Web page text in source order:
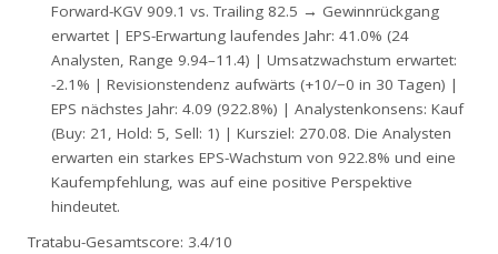
Forward-KGV 909.1 vs. Trailing 82.5 → Gewinnrückgang
erwartet | EPS-Erwartung laufendes Jahr: 41.0% (24
Analysten, Range 9.94–11.4) | Umsatzwachstum erwartet:
-2.1% | Revisionstendenz aufwärts (+10/−0 in 30 Tagen) |
EPS nächstes Jahr: 4.09 (922.8%) | Analystenkonsens: Kauf
(Buy: 21, Hold: 5, Sell: 1) | Kursziel: 270.08. Die Analysten
erwarten ein starkes EPS-Wachstum von 922.8% und eine
Kaufempfehlung, was auf eine positive Perspektive
hindeutet.
Tratabu-Gesamtscore: 3.4/10